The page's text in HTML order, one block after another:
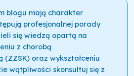
blogu mają charakter
profesjonalnej porady
się wiedzą opartą na
z chorobą
(ZZSK) oraz wykształceniu
wątpliwości skonsultuj się z